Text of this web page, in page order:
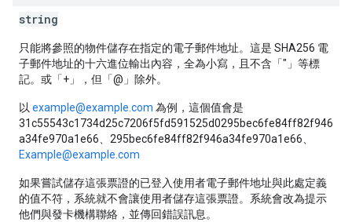
string
只能將參照的物件儲存在指定的電子郵件地址。這是 SHA256 電
子郵件地址的十六進位輸出內容，全為小寫，且不含「"」等標
記。或「+」，但「@」除外。
以 example@example.com 為例，這個值會是
31c55543c1734d25c7206f5fd591525d0295bec6fe84ff82f946
a34fe970a1e66、295bec6fe84ff82f946a34fe970a1e66、
Example@example.com
如果嘗試儲存這張票證的已登入使用者電子郵件地址與此處定義
的值不符，系統就不會讓使用者儲存這張票證。系統會改為提示
他們與發卡機構聯絡，並傳回錯誤訊息。